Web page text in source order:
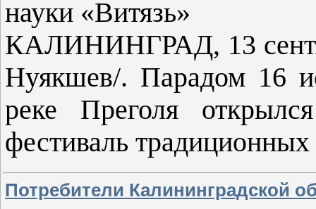
науки «Витязь»
КАЛИНИНГРАД, 13
Нуякшев/. Парадом 16
реке Преголя
фестиваль
Потребители Калининградской